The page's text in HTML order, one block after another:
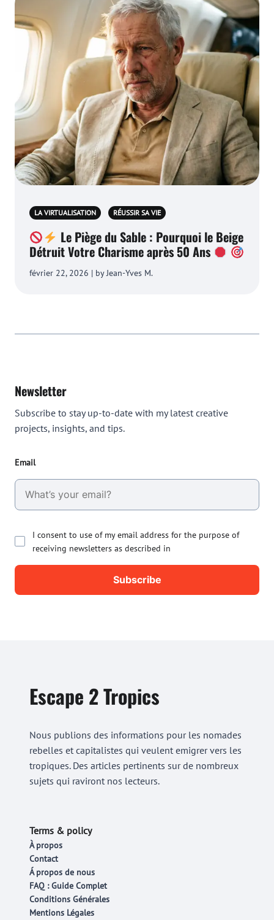
LA VIRTUALISATION RÉUSSIR SA VIE
Le Piège du Sable : Pourquoi le Beige
Détruit Votre Charisme après 50 Ans
février 22, 2026 | by Jean-Yves M.
Newsletter
Subscribe to stay up-to-date with my latest creative
projects, insights, and tips.
Email
I consent to use of my email address for the purpose of
receiving newsletters as described in
Escape 2 Tropics
Nous publions des informations pour les nomades
rebelles et capitalistes qui veulent emigrer vers les
tropiques. Des articles pertinents sur de nombreux
sujets qui raviront nos lecteurs.
Terms & policy
À propos
Contact
Á propos de nous
FAQ : Guide Complet
Conditions Générales
Mentions Légales